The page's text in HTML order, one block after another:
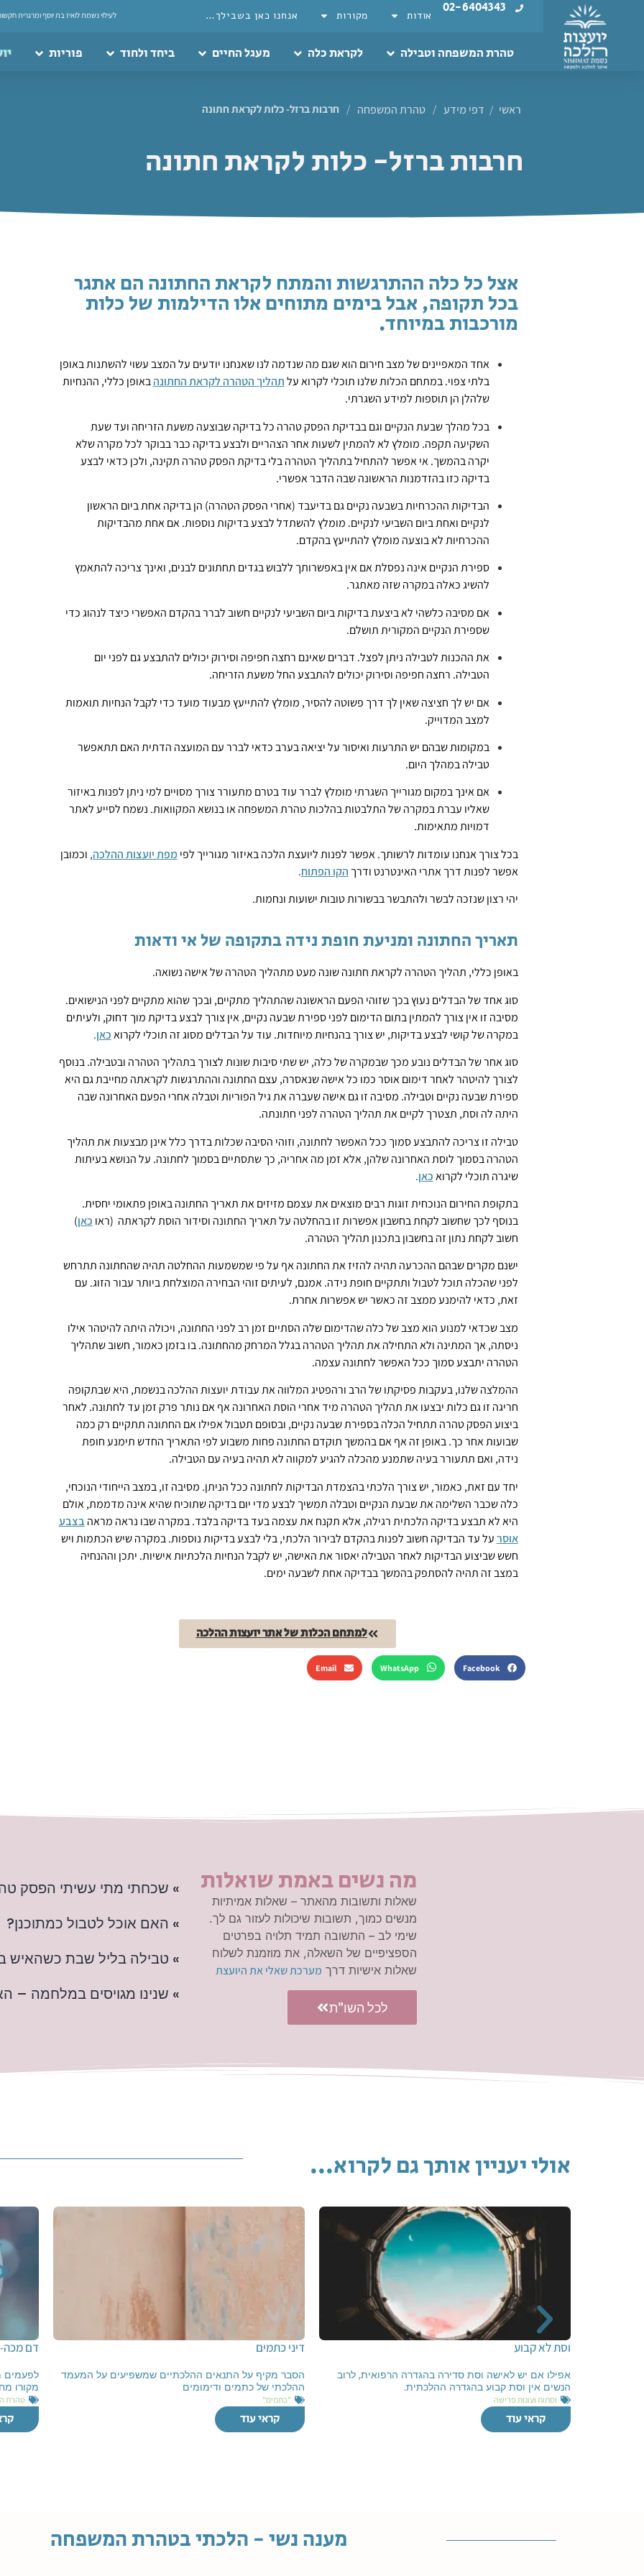
לעילוי נשמת לואיז בת יוסף ומרגרית 02-6404343 אודות מקורות אנחנו כאן בשבילך…
טהרת המשפחה וטבילה לקראת כלה מעגל החיים ביחד ולחוד פוריות
ראשי / דפי מידע / טהרת המשפחה / חרבות ברזל- כלות לקראת חתונה
חרבות ברזל- כלות לקראת חתונה
אצל כל כלה ההתרגשות והמתח לקראת החתונה הם אתגר
בכל תקופה, אבל בימים מתוחים אלו הדילמות של כלות
מורכבות במיוחד. ​
אחד המאפיינים של מצב חירום הוא שגם מה שנדמה לנו שאנחנו יודעים על המצב עשוי להשתנות באופן
בלתי צפוי. במתחם הכלות שלנו תוכלי לקרוא עלתהליך הטהרה לקראת החתונהבאופן כללי, ההנחיות
שלהלן הן תוספות למידע השגרתי.
בכל מהלך שבעת הנקיים וגם בבדיקת הפסק טהרה כל בדיקה שבוצעה משעת הזריחה ועד שעת
השקיעה תקפה. מומלץ לא להמתין לשעות אחר הצהריים ולבצע בדיקה כבר בבוקר לכל מקרה שלא
יקרה בהמשך. אי אפשר להתחיל בתהליך הטהרה בלי בדיקת הפסק טהרה תקינה, ולכן כדאי לבצע
בדיקה כזו בהזדמנות הראשונה שבה הדבר אפשרי.
הבדיקות ההכרחיות בשבעה נקיים גם בדיעבד (אחרי הפסק הטהרה) הן בדיקה אחת ביום הראשון
לנקיים ואחת ביום השביעי לנקיים. מומלץ להשתדל לבצע בדיקות נוספות. אם אחת מהבדיקות
ההכרחיות לא בוצעה מומלץ להתייעץ בהקדם.
ספירת הנקיים אינה נפסלת אם אין באפשרותך ללבוש בגדים תחתונים לבנים, ואינך צריכה להתאמץ
להשיג כאלה במקרה שזה מאתגר.
אם מסיבה כלשהי לא ביצעת בדיקות ביום השביעי לנקיים חשוב לברר בהקדם האפשרי כיצד לנהוג כדי
שספירת הנקיים המקורית תושלם.
את ההכנות לטבילה ניתן לפצל. דברים שאינם רחצה חפיפה וסירוק יכולים להתבצע גם לפני יום
הטבילה. רחצה חפיפה וסירוק יכולים להתבצע החל משעת הזריחה.
אם יש לך חציצה שאין לך דרך פשוטה להסיר, מומלץ להתייעץ מבעוד מועד כדי לקבל הנחיות תואמות
למצב המדוייק.
במקומות שבהם יש התרעות ואיסור על יציאה בערב כדאי לברר עם המועצה הדתית האם תתאפשר
טבילה במהלך היום.
אם אינך במקום מגורייך השגרתי מומלץ לברר עוד בטרם מתעורר צורך מסויים למי ניתן לפנות באיזור
שאליו עברת במקרה של התלבטות בהלכות טהרת המשפחה או בנושא המקוואות. נשמח לסייע לאתר
דמויות מתאימות.
בכל צורך אנחנו עומדות לרשותך. אפשר לפנות ליועצת הלכה באיזור מגורייך לפימפת יועצות ההלכה, וכמובן
אפשר לפנות דרך אתרי האינטרנט ודרךהקו הפתוח.
יהי רצון שנזכה לבשר ולהתבשר בבשורות טובות ישועות ונחמות.
תאריך החתונה ומניעת חופת נידה בתקופה של אי ודאות
באופן כללי, תהליך הטהרה לקראת חתונה שונה מעט מתהליך הטהרה של אישה נשואה.
סוג אחד של הבדלים נעוץ בכך שזוהי הפעם הראשונה שהתהליך מתקיים, ובכך שהוא מתקיים לפני הנישואים.
מסיבה זו אין צורך להמתין בתום הדימום לפני ספירת שבעה נקיים, אין צורך לבצע בדיקת מוך דחוק, ולעיתים
במקרה של קושי לבצע בדיקות, יש צורך בהנחיות מיוחדות. עוד על הבדלים מסוג זה תוכלי לקרואכאן.
סוג אחר של הבדלים נובע מכך שבמקרה של כלה, יש שתי סיבות שונות לצורך בתהליך הטהרה ובטבילה. בנוסף
לצורך להיטהר לאחר דימום אוסר כמו כל אישה שנאסרה, עצם החתונה וההתרגשות לקראתה מחייבת גם היא
ספירת שבעה נקיים וטבילה. מסיבה זו גם אישה שעברה את גיל הפוריות וטבלה אחרי הפעם האחרונה שבה
היתה לה וסת, תצטרך לקיים את תהליך הטהרה לפני חתונתה.
טבילה זו צריכה להתבצע סמוך ככל האפשר לחתונה, וזוהי הסיבה שכלות בדרך כלל אינן מבצעות את תהליך
הטהרה בסמוך לוסת האחרונה שלהן, אלא זמן מה אחריה, כך שתסתיים בסמוך לחתונה. על הנושא בעיתות
שיגרה תוכלי לקרואכאן.
בתקופת החירום הנוכחית זוגות רבים מוצאים את עצמם מזיזים את תאריך החתונה באופן פתאומי יחסית.
בנוסף לכך שחשוב לקחת בחשבון אפשרות זו בהחלטה על תאריך החתונה וסידור הוסת לקראתה (ראו כאן)
חשוב לקחת נתון זה בחשבון בתכנון תהליך הטהרה.
ישנם מקרים שבהם ההכרעה תהיה להזיז את החתונה אף על פי שמשמעות ההחלטה תהיה שהחתונה תתרחש
לפני שהכלה תוכל לטבול ותתקיים חופת נידה. אמנם, לעיתים זוהי הבחירה המוצלחת ביותר עבור הזוג. עם
זאת, כדאי להימנע ממצב זה כאשר יש אפשרות אחרת.
מצב שכדאי למנוע הוא מצב של כלה שהדימום שלה הסתיים זמן רב לפני החתונה, ויכולה היתה להיטהר אילו
ניסתה, אך המתינה ולא התחילה את תהליך הטהרה בגלל המרחק מהחתונה. בו בזמן כאמור, חשוב שתהליך
הטהרה יתבצע סמוך ככל האפשר לחתונה עצמה.
ההמלצה שלנו, בעקבות פסיקתו של הרב ורהפטיג המלווה את עבודת יועצות ההלכה בנשמת, היא שבתקופה
חריגה זו גם כלות יבצעו את תהליך הטהרה מיד אחרי הוסת האחרונה אף אם נותר פרק זמן עד לחתונה. לאחר
ביצוע הפסק טהרה תתחיל הכלה בספירת שבעה נקיים, ובסופם תטבול אפילו אם החתונה תתקיים רק כמה
שבועות אחר כך. באופן זה אף אם בהמשך תוקדם החתונה פחות משבוע לפי התאריך החדש תימנע חופת
נידה, ואם תתעורר בעיה שתמנע מהכלה להגיע למקווה לא תהיה בעיה עם הטבילה.
יחד עם זאת, כאמור, יש צורך הלכתי בהצמדת הבדיקות לחתונה ככל הניתן. מסיבה זו, במצב הייחודי הנוכחי,
כלה שכבר השלימה את שבעת הנקיים וטבלה תמשיך לבצע מדי יום בדיקה שתוכיח שהיא אינה מדממת, אולם
היא לא תבצע בדיקה הלכתית רגילה, אלא תקנח את עצמה בעד בדיקה בלבד. במקרה שבו נראה מראה בצבע
אוסרעל עד הבדיקה חשוב לפנות בהקדם לבירור הלכתי, בלי לבצע בדיקות נוספות. במקרה שיש הכתמות ויש
חשש שביצוע הבדיקות לאחר הטבילה יאסור את האישה, יש לקבל הנחיות הלכתיות אישיות. יתכן וההנחיה
במצב זה תהיה להסתפק בהמשך בבדיקה אחת לשבעה ימים.
למתחם הכלות של אתר יועצות ההלכה
Facebook
WhatsApp
Email
» שכחתי מתי עשיתי הפסק
» האם אוכל לטבול כמתוכנן?
» טבילה בליל שבת כשהאיש
» שנינו מגויסים במלחמה –
מה נשים באמת שואלות
שאלות ותשובות מהאתר – שאלות אמיתיות
מנשים כמוך, תשובות שיכולות לעזור גם לך.
שימי לב – התשובה תמיד תלויה בפרטים
הספציפיים של השאלה, את מוזמנת לשלוח
שאלות אישיות דרך מערכת שאלי את היועצת
לכל השו"ת
אולי יעניין אותך גם לקרוא...
וסת לא קבוע
אפילו אם יש לאישה וסת סדירה בהגדרה הרפואית, לרוב
הנשים אין וסת קבוע בהגדרה ההלכתית.
וסתות ועונות פרישה
קראי עוד
דיני כתמים
הסבר מקיף על התנאים ההלכתיים שמשפיעים על המעמד
ההלכתי של כתמים ודימומים
"כתמים"
קראי עוד
דם
לפעמים
מקורו
טהרת
מענה נשי - הלכתי בטהרת המשפחה